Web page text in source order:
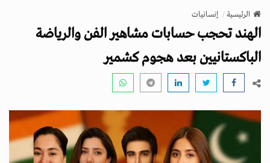
v
g
a
n
الرئيسية إنسانيات
الهند تحجب حسابات مشاهير الفن والرياضة
الباكستانيين بعد هجوم كشمير